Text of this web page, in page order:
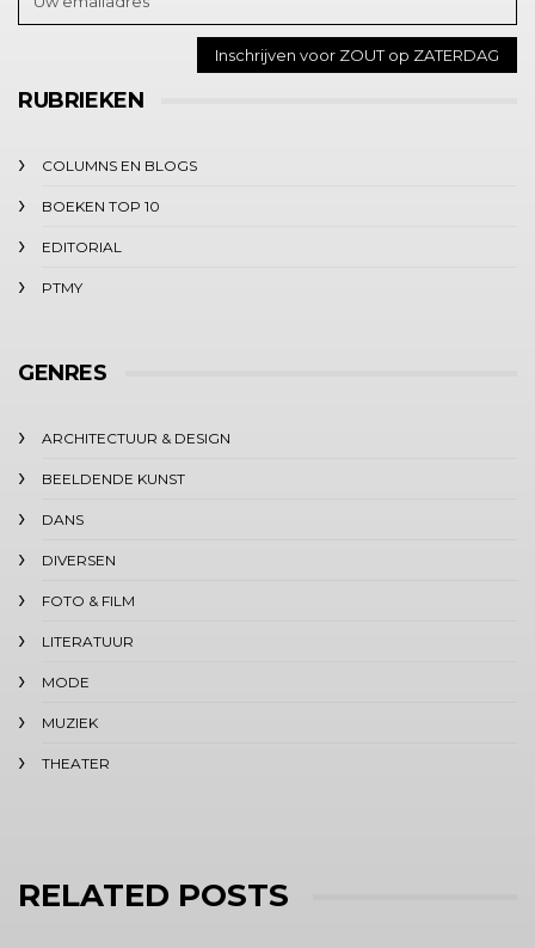
RUBRIEKEN
COLUMNS EN BLOGS
BOEKEN TOP 10
EDITORIAL
PTMY
GENRES
ARCHITECTUUR & DESIGN
BEELDENDE KUNST
DANS
DIVERSEN
FOTO & FILM
LITERATUUR
MODE
MUZIEK
THEATER
RELATED POSTS